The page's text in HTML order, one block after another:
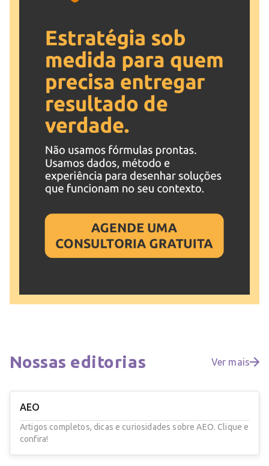
Nossas editorias Ver mais
AEO
Artigos completos, dicas e curiosidades sobre AEO. Clique e
confira!